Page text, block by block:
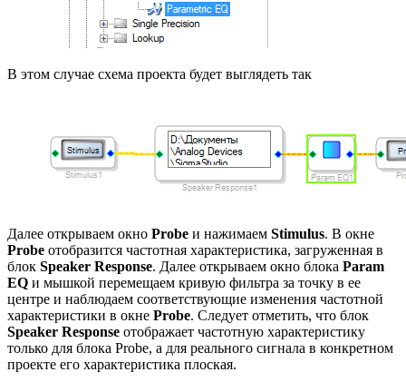
В этом случае схема проекта будет выглядеть так
Далее открываем окно Probe и нажимаем Stimulus. В окне
Probe отобразится частотная характеристика, загруженная в
блок Speaker Response. Далее открываем окно блока Param
EQ и мышкой перемещаем кривую фильтра за точку в ее
центре и наблюдаем соответствующие изменения частотной
характеристики в окне Probe. Следует отметить, что блок
Speaker Response отображает частотную характеристику
только для блока Probe, а для реального сигнала в конкретном
проекте его характеристика плоская.